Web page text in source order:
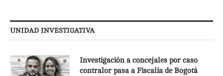
UNIDAD INVESTIGATIVA
Investigación a concejales por caso
contralor pasa a Fiscalía de Bogotá